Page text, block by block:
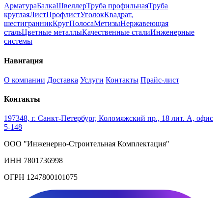
АрматураБалкаШвеллерТруба профильнаяТруба
круглаяЛистПрофлистУголокКвадрат,
шестигранникКругПолосаМетизыНержавеющая
стальЦветные металлыКачественные сталиИнженерные
системы
Навигация
О компании Доставка Услуги Контакты Прайс-лист
Контакты
197348, г. Санкт-Петербург, Коломяжский пр., 18 лит. А, офис
5-148
ООО "Инженерно-Строительная Комплектация"
ИНН 7801736998
ОГРН 1247800101075